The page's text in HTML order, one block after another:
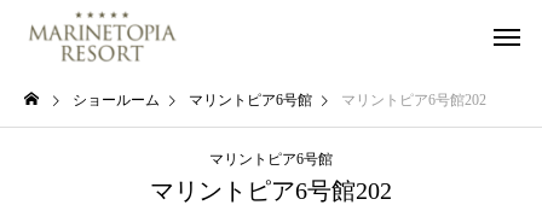
ショールーム マリントピア6号館 マリントピア6号館202
マリントピア6号館
マリントピア6号館202